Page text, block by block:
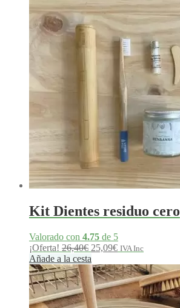
era:
44,25€.
es:
42,05€.
Kit Dientes residuo cero
Valorado con 4.75 de 5
¡Oferta! 26,40€ El
precio
original
era:
26,40€.
25,09€El
actual
es:
25,09€.
IVA Inc
Añade a la cesta